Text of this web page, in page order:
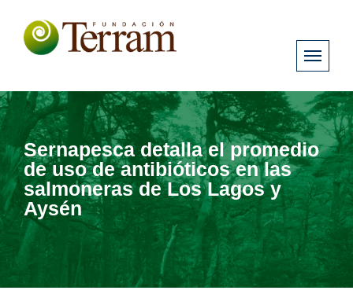
Sernapesca detalla el promedio
de uso de antibióticos en las
salmoneras de Los Lagos y
Aysén